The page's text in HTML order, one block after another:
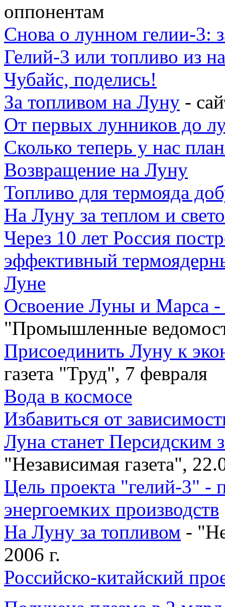
оппонентам
Снова о лунном гелии-3:
Гелий-3 или топливо из
Чубайс, поделись!
За топливом на Луну -
От первых лунников до
Сколько теперь у нас
Возвращение на Луну
Топливо для термояда
На Луну за теплом и
Через 10 лет Россия
эффективный
Луне
Освоение Луны и Марса -
"Промышленные
Присоединить Луну к
газета "Труд", 7 февраля
Вода в космосе
Избавиться от
Луна станет Персидским
"Независимая газета",
Цель проекта "гелий-3" -
энергоемких производств
На Луну за топливом -
2006 г.
Российско-китайский